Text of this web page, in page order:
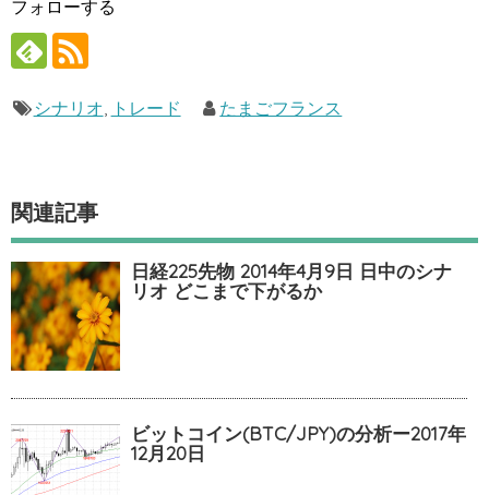
フォローする
シナリオ トレード たまごフランス
関連記事
日経225先物 2014年4月9日 日中のシナ
リオ どこまで下がるか
ビットコイン(BTC/JPY)の分析ー2017年
12月20日